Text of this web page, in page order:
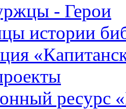
- Герои
истории
ресурс